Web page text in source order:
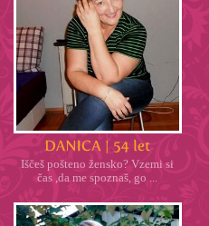
Iščeš pošteno žensko? Vzemi si
čas ,da me spoznaš, go ...